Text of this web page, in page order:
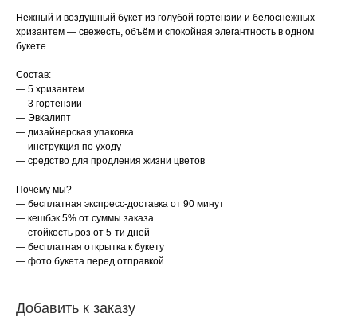
Нежный и воздушный букет из голубой гортензии и белоснежных
хризантем — свежесть, объём и спокойная элегантность в одном
букете.
Состав:
— 5 хризантем
— 3 гортензии
— Эвкалипт
— дизайнерская упаковка
— инструкция по уходу
— средство для продления жизни цветов
Почему мы?
— бесплатная экспреcс-доcтавкa от 90 минут
— кешбэк 5% от cуммы заказа
— стойкость роз от 5-ти дней
— бесплатная открытка к букету
— фото букета перед отправкой
Добавить к заказу